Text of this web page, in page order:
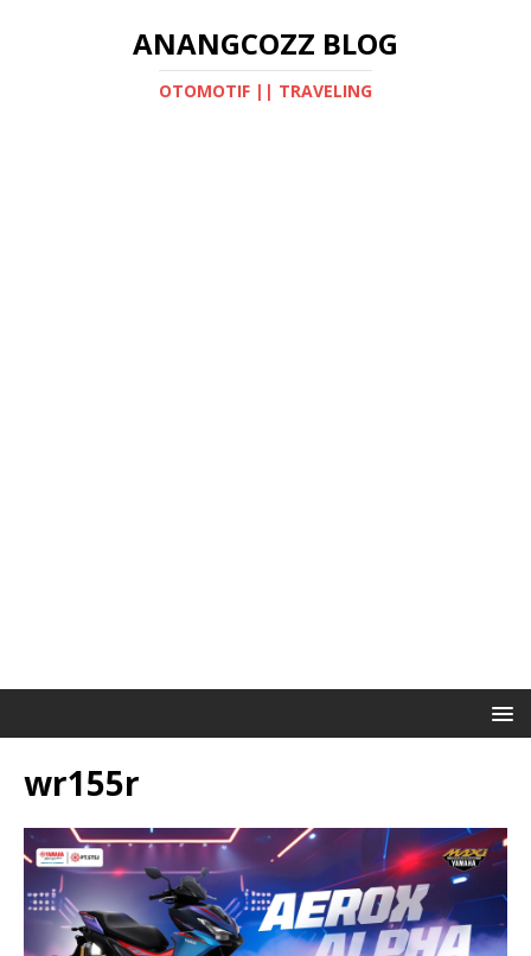
ANANGCOZZ BLOG
OTOMOTIF || TRAVELING
wr155r